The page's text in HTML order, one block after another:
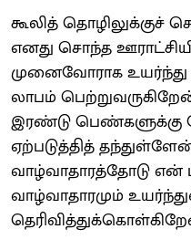
கூலித் தொழிலுக்குச்
எனது சொந்த
முனைவோராக உயர்ந்து
லாபம்
இரண்டு
ஏற்படுத்தித்
வாழ்வாதாரத்தோடு என்
வாழ்வாதாரமும்